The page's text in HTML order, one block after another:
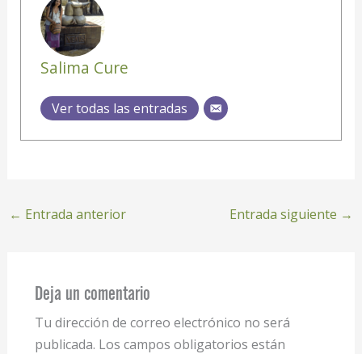
Salima Cure
Ver todas las entradas
← Entrada anterior Entrada siguiente →
Deja un comentario
Tu dirección de correo electrónico no será
publicada. Los campos obligatorios están